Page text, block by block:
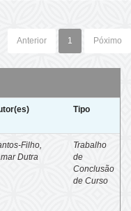
Anterior 1 Póximo
Tipo
Filho,
Dutra
Trabalho
de
Conclusão
de Curso